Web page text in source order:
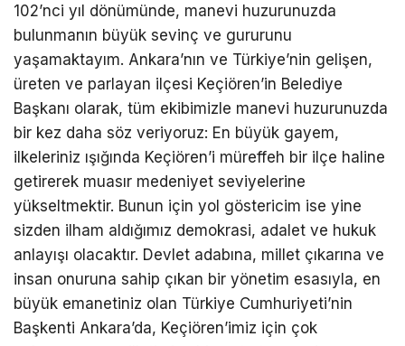
102’nci yıl dönümünde, manevi huzurunuzda
bulunmanın büyük sevinç ve gururunu
yaşamaktayım. Ankara’nın ve Türkiye’nin gelişen,
üreten ve parlayan ilçesi Keçiören’in Belediye
Başkanı olarak, tüm ekibimizle manevi huzurunuzda
bir kez daha söz veriyoruz: En büyük gayem,
ilkeleriniz ışığında Keçiören’i müreffeh bir ilçe haline
getirerek muasır medeniyet seviyelerine
yükseltmektir. Bunun için yol göstericim ise yine
sizden ilham aldığımız demokrasi, adalet ve hukuk
anlayışı olacaktır. Devlet adabına, millet çıkarına ve
insan onuruna sahip çıkan bir yönetim esasıyla, en
büyük emanetiniz olan Türkiye Cumhuriyeti’nin
Başkenti Ankara’da, Keçiören’imiz için çok